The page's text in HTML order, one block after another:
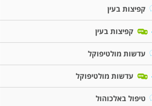
קפיצות בעין
קפיצות בעין
עדשות מולטיפוקל
עדשות מולטיפוקל
טיפול באלכוהול